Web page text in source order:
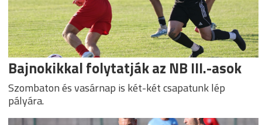
Bajnokikkal folytatják az NB III.-asok
Szombaton és vasárnap is két-két csapatunk lép
pályára.